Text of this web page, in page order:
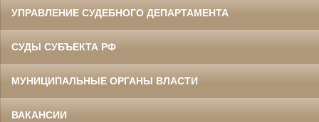
УПРАВЛЕНИЕ СУДЕБНОГО ДЕПАРТАМЕНТА
СУДЫ СУБЪЕКТА РФ
МУНИЦИПАЛЬНЫЕ ОРГАНЫ ВЛАСТИ
ВАКАНСИИ